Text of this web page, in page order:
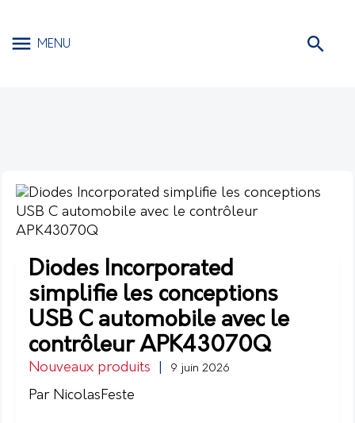
MENU
Diodes Incorporated
simplifie les conceptions
USB C automobile avec le
contrôleur APK43070Q
Nouveaux produits 9 juin 2026
Par NicolasFeste